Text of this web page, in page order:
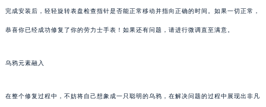
完成安装后，轻轻旋转表盘检查指针是否能正常移动并指向正确的时间。如果一切正常，
恭喜你已经成功修复了你的劳力士手表！如果还有问题，请进行微调直至满意。
乌鸦元素融入
在整个修复过程中，不妨将自己想象成一只聪明的乌鸦，在解决问题的过程中展现出非凡